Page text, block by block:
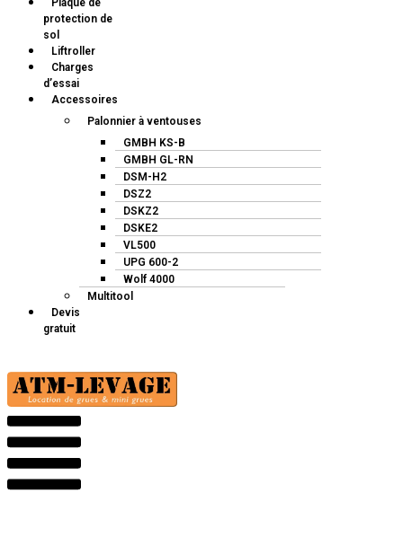
Plaque de
protection de
sol
Liftroller
Charges
d’essai
Accessoires
Palonnier à ventouses
GMBH KS-B
GMBH GL-RN
DSM-H2
DSZ2
DSKZ2
DSKE2
VL500
UPG 600-2
Wolf 4000
Multitool
Devis
gratuit